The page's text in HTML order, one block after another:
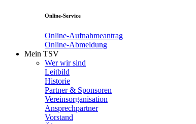
Online-Service
Online-Aufnahmeantrag
Online-Abmeldung
Mein TSV
Wer wir sind
Leitbild
Historie
Partner & Sponsoren
Vereinsorganisation
Ansprechpartner
Vorstand